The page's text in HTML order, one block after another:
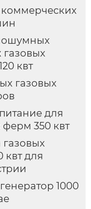
квт
газовых
для
350 квт
квт для
1000